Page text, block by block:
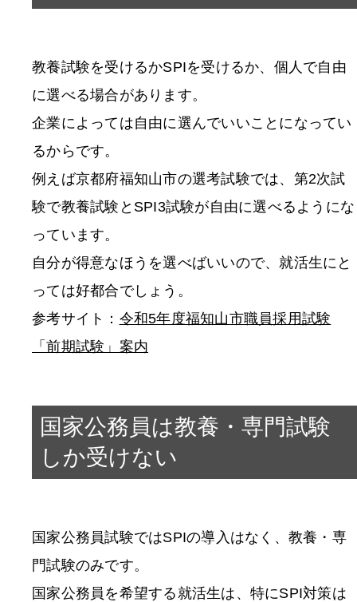
教養試験を受けるかSPIを受けるか、個人で自由
に選べる場合があります。
企業によっては自由に選んでいいことになってい
るからです。
例えば京都府福知山市の選考試験では、第2次試
験で教養試験とSPI3試験が自由に選べるようにな
っています。
自分が得意なほうを選べばいいので、就活生にと
っては好都合でしょう。
参考サイト： 令和5年度福知山市職員採用試験
「前期試験」案内
国家公務員は教養・専門試験
しか受けない
国家公務員試験ではSPIの導入はなく、教養・専
門試験のみです。
国家公務員を希望する就活生は、特にSPI対策は